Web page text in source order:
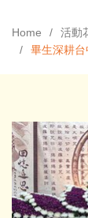
Home
活動
畢生深耕